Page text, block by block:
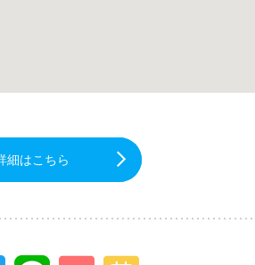
細はこちら